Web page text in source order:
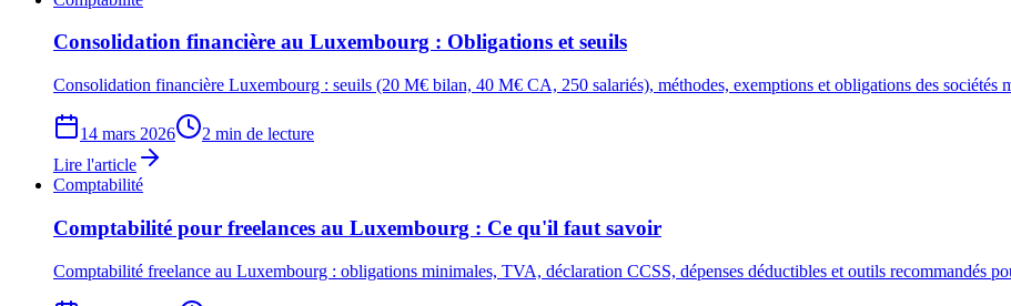
Consolidation financière au Luxembourg : Obligations et seuils
Consolidation financière Luxembourg : seuils (20 M€ bilan, 40 M€ CA, 250 salariés), méthodes, exemptions et obligations des sociétés
14 mars 2026
2 min de lecture
Lire l'article
Comptabilité
Comptabilité pour freelances au Luxembourg : Ce qu'il faut savoir
Comptabilité freelance au Luxembourg : obligations minimales, TVA, déclaration CCSS, dépenses déductibles et outils recommandés